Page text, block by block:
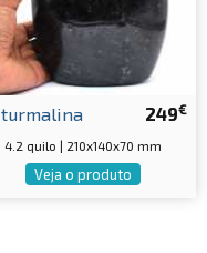
249€
turmalina
4.2 quilo | 210x140x70 mm
Veja o produto